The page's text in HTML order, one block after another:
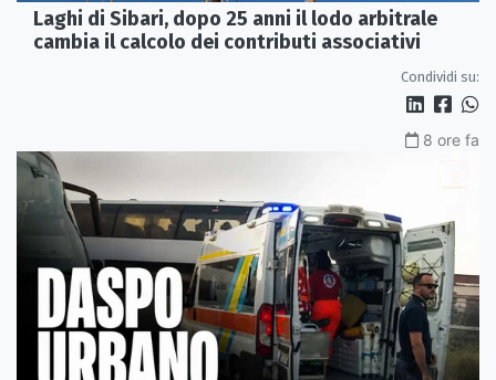
Laghi di Sibari, dopo 25 anni il lodo arbitrale
cambia il calcolo dei contributi associativi
Condividi su:
8 ore fa